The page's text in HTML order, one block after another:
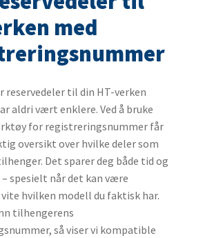
med
reservedeler til din HT-verken
aldri vært enklere. Ved å bruke
for registreringsnummer får
oversikt over hvilke deler som
Det sparer deg både tid og
spesielt når det kan være
hvilken modell du faktisk har.
tilhengerens
så viser vi kompatible